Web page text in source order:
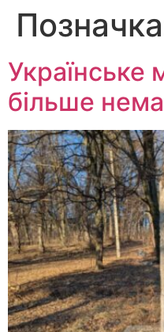
Перейти
Українське
більше